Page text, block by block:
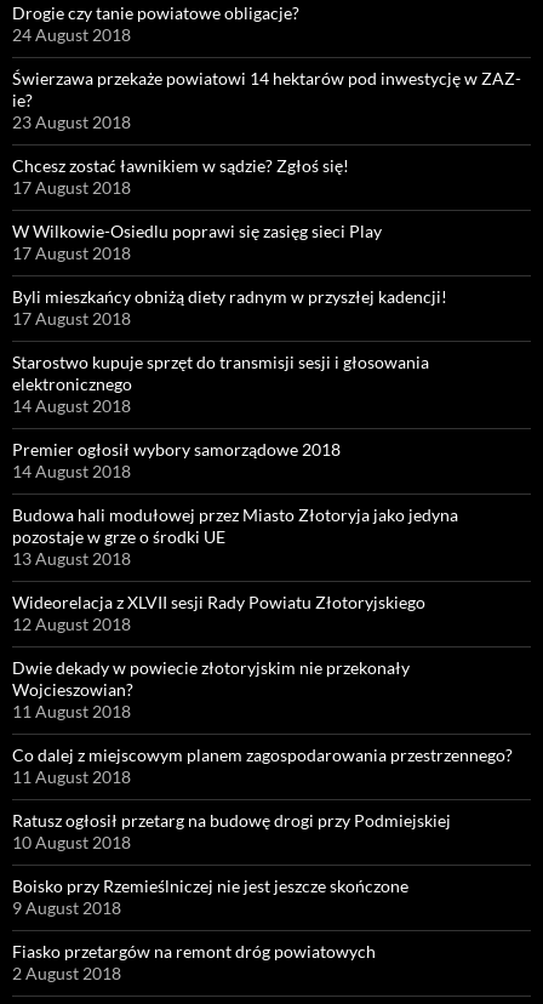
Drogie czy tanie powiatowe obligacje?
24 August 2018
Świerzawa przekaże powiatowi 14 hektarów pod inwestycję w ZAZ-
ie?
23 August 2018
Chcesz zostać ławnikiem w sądzie? Zgłoś się!
17 August 2018
W Wilkowie-Osiedlu poprawi się zasięg sieci Play
17 August 2018
Byli mieszkańcy obniżą diety radnym w przyszłej kadencji!
17 August 2018
Starostwo kupuje sprzęt do transmisji sesji i głosowania
elektronicznego
14 August 2018
Premier ogłosił wybory samorządowe 2018
14 August 2018
Budowa hali modułowej przez Miasto Złotoryja jako jedyna
pozostaje w grze o środki UE
13 August 2018
Wideorelacja z XLVII sesji Rady Powiatu Złotoryjskiego
12 August 2018
Dwie dekady w powiecie złotoryjskim nie przekonały
Wojcieszowian?
11 August 2018
Co dalej z miejscowym planem zagospodarowania przestrzennego?
11 August 2018
Ratusz ogłosił przetarg na budowę drogi przy Podmiejskiej
10 August 2018
Boisko przy Rzemieślniczej nie jest jeszcze skończone
9 August 2018
Fiasko przetargów na remont dróg powiatowych
2 August 2018